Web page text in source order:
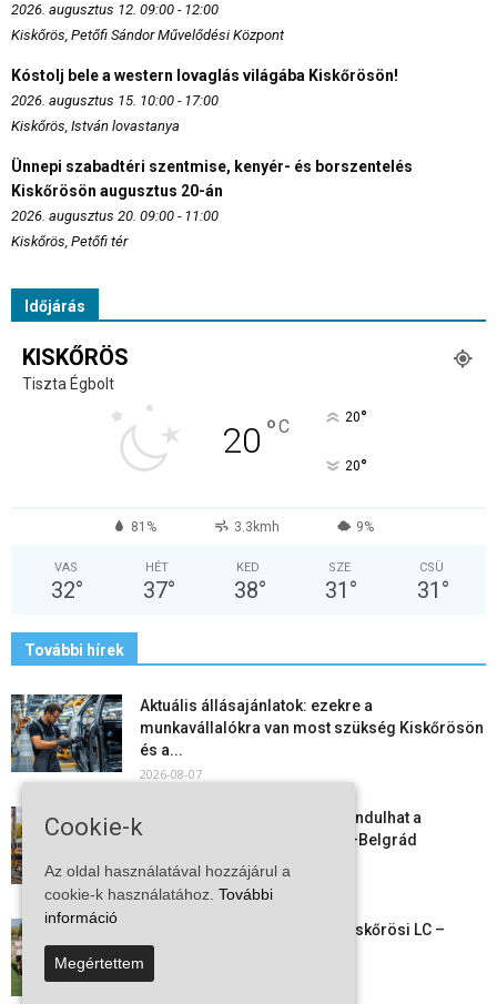
2026. augusztus 12. 09:00 - 12:00
Kiskőrös, Petőfi Sándor Művelődési Központ
Kóstolj bele a western lovaglás világába Kiskőrösön!
2026. augusztus 15. 10:00 - 17:00
Kiskőrös, István lovastanya
Ünnepi szabadtéri szentmise, kenyér- és borszentelés
Kiskőrösön augusztus 20-án
2026. augusztus 20. 09:00 - 11:00
Kiskőrös, Petőfi tér
Időjárás
KISKŐRÖS
Tiszta Égbolt
20 °C 20°
20°
81% 3.3kmh 9%
VAS
32°
HÉT
37°
KED
38°
SZE
31 °
CSÜ
31 °
További hírek
Aktuális állásajánlatok: ezekre a
munkavállalókra van most szükség Kiskőrösön
és a...
2026-08-07
Vitézy Dávid: már ősszel újraindulhat a
személyszállítás a Budapest–Belgrád
vasútvonalon
2026-08-06
Megkezdte a felkészülést a Kiskőrösi LC –
együtt maradt a keret,...
2026-08-06
Cookie-k
Az oldal használatával hozzájárul a
cookie-k használatához. További
információ
Megértettem